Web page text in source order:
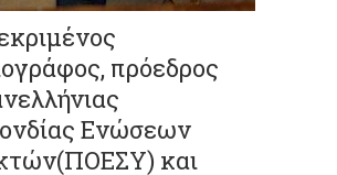
πρόεδρος
Ενώσεων
και